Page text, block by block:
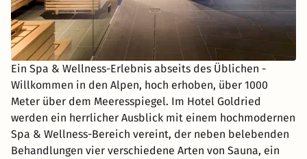
Ein Spa & Wellness-Erlebnis abseits des Üblichen -
Willkommen in den Alpen, hoch erhoben, über 1000
Meter über dem Meeresspiegel. Im Hotel Goldried
werden ein herrlicher Ausblick mit einem hochmodernen
Spa & Wellness-Bereich vereint, der neben belebenden
Behandlungen vier verschiedene Arten von Sauna, ein